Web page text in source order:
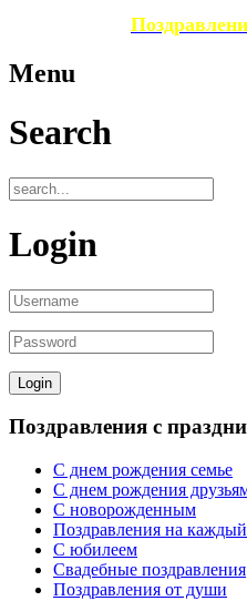
Menu
Search
Login
Поздравления с
С днем рождения семье
С днем рождения
C новорожденным
Поздравления на
С юбилеем
Свадебные поздравления
Поздравления от души